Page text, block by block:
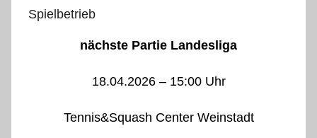
Spielbetrieb
nächste Partie Landesliga
18.04.2026 – 15:00 Uhr
Tennis&Squash Center Weinstadt